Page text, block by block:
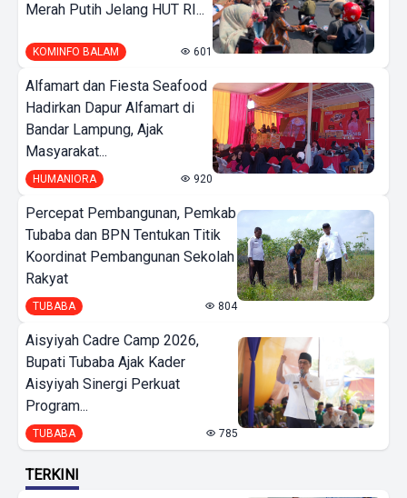
Merah Putih Jelang HUT RI...
KOMINFO BALAM 601
Alfamart dan Fiesta Seafood
Hadirkan Dapur Alfamart di
Bandar Lampung, Ajak
Masyarakat...
HUMANIORA 920
Percepat Pembangunan, Pemkab
Tubaba dan BPN Tentukan Titik
Koordinat Pembangunan Sekolah
Rakyat
TUBABA 804
Aisyiyah Cadre Camp 2026,
Bupati Tubaba Ajak Kader
Aisyiyah Sinergi Perkuat
Program...
TUBABA 785
TERKINI